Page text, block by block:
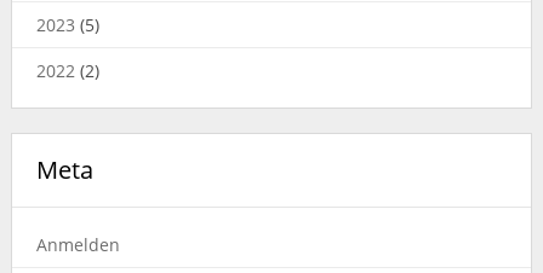
2023 (5)
2022(2)
Meta
Anmelden